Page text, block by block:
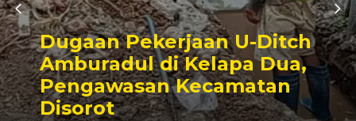
Dugaan Pekerjaan U-Ditch
Amburadul di Kelapa Dua,
Pengawasan Kecamatan
Disorot